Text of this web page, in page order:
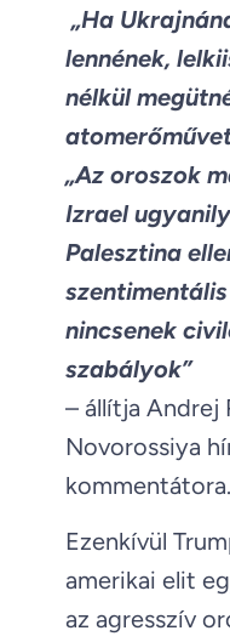
„Ha
lennének,
nélkül
„Az oroszok
Izrael
Palesztina
nincsenek
szabályok”
– állítja Andrej
Novorossiya
kommentátora.
Ezenkívül
amerikai elit
az agresszív